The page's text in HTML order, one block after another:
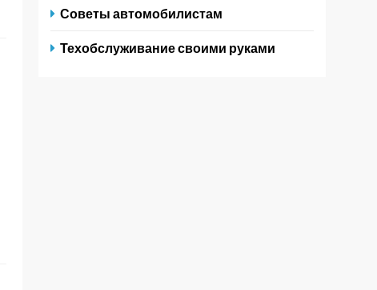
Советы автомобилистам
Техобслуживание своими руками